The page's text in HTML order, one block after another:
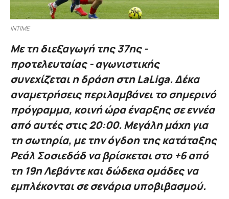
INTIME
Με τη διεξαγωγή της 37ης -
προτελευταίας - αγωνιστικής
συνεχίζεται η δράση στη LaLiga. Δέκα
αναμετρήσεις περιλαμβάνει το σημερινό
πρόγραμμα, κοινή ώρα έναρξης σε εννέα
από αυτές στις 20:00. Μεγάλη μάχη για
τη σωτηρία, με την όγδοη της κατάταξης
Ρεάλ Σοσιεδάδ να βρίσκεται στο +6 από
τη 19η Λεβάντε και δώδεκα ομάδες να
εμπλέκονται σε σενάρια υποβιβασμού.